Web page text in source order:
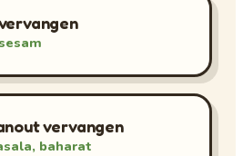
vervangen
baharat